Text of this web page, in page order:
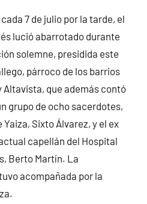
7 de julio por la tarde, el
lució abarrotado durante
solemne, presidida este
párroco de los barrios
que además contó
grupo de ocho sacerdotes,
Sixto Álvarez, y el ex
capellán del Hospital
Berto Martín. La
acompañada por la